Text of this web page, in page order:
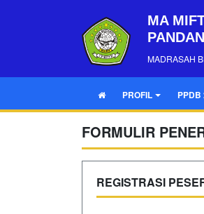
MA
MADRASAH
PROFIL PPDB
FORMULIR
REGISTRASI